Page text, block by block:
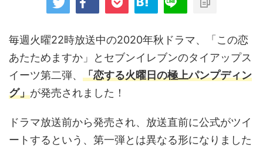
毎週火曜22時放送中の2020年秋ドラマ、「この恋
あたためますか」とセブンイレブンのタイアップス
イーツ第二弾、 「恋する火曜日の極上パンプディン
グ」が発売されました！
ドラマ放送前から発売され、放送直前に公式がツイ
ートするという、第一弾とは異なる形になりました